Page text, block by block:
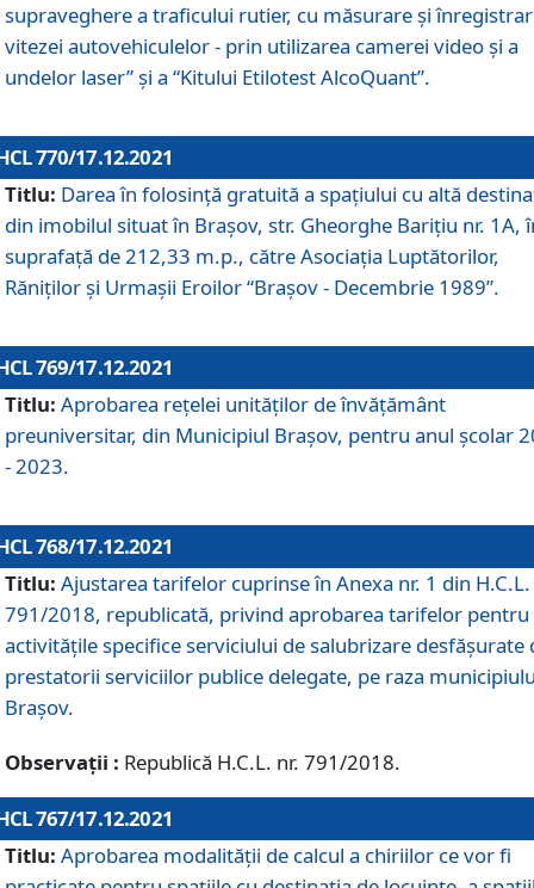
supraveghere a traficului rutier, cu măsurare și
vitezei autovehiculelor - prin utilizarea camerei video și a
undelor laser” și a “Kitului Etilotest AlcoQuant”.
770/17.12.2021
Titlu: Darea în folosinţă gratuită a spaţiului cu altă
din imobilul situat în Braşov, str. Gheorghe Bariţiu nr. 1A,
suprafaţă de 212,33 m.p., către Asociaţia Luptătorilor,
Răniţilor şi Urmaşii Eroilor “Braşov - Decembrie 1989”.
769/17.12.2021
Titlu: Aprobarea reţelei unităţilor de învăţământ
preuniversitar, din Municipiul Braşov, pentru anul şcolar
- 2023.
768/17.12.2021
Titlu: Ajustarea tarifelor cuprinse în Anexa nr. 1 din H.C.L.
791/2018, republicată, privind aprobarea tarifelor pentru
activităţile specifice serviciului de salubrizare desfăşurate
prestatorii serviciilor publice delegate, pe raza
Braşov.
Observații : Republică H.C.L. nr. 791/2018.
767/17.12.2021
Titlu: Aprobarea modalității de calcul a chiriilor ce vor fi